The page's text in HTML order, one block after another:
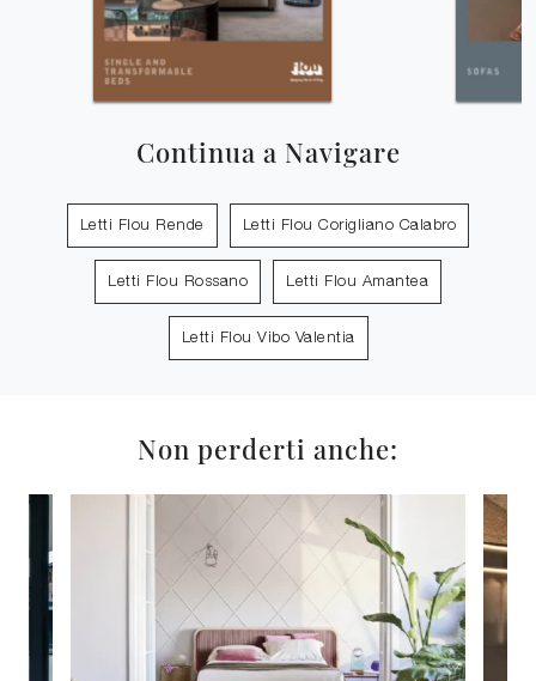
Continua a Navigare
Letti Flou Rende Letti Flou Corigliano Calabro
Letti Flou Rossano Letti Flou Amantea
Letti Flou Vibo Valentia
Non perderti anche: